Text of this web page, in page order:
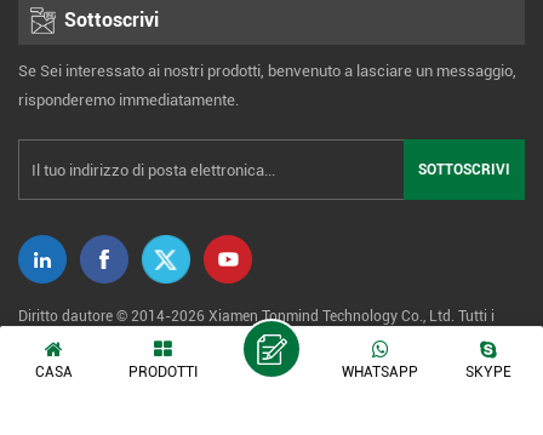
Sottoscrivi
Se Sei interessato ai nostri prodotti, benvenuto a lasciare un messaggio,
risponderemo immediatamente.
Diritto dautore © 2014-2026 Xiamen Tonmind Technology Co., Ltd. Tutti i
diritti riservati. |
Mappa del sito XML |
politica sulla riservatezza
Rete IPv6 supportata
CASA PRODOTTI SKYPE
WHATSAPP